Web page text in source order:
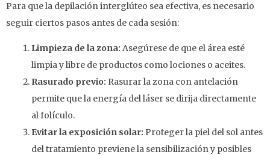
Para que la depilación interglúteo sea efectiva, es necesario
seguir ciertos pasos antes de cada sesión:
Limpieza de la zona: Asegúrese de que el área esté
limpia y libre de productos como lociones o aceites.
Rasurado previo: Rasurar la zona con antelación
permite que la energía del láser se dirija directamente
al folículo.
Evitar la exposición solar: Proteger la piel del sol antes
del tratamiento previene la sensibilización y posibles